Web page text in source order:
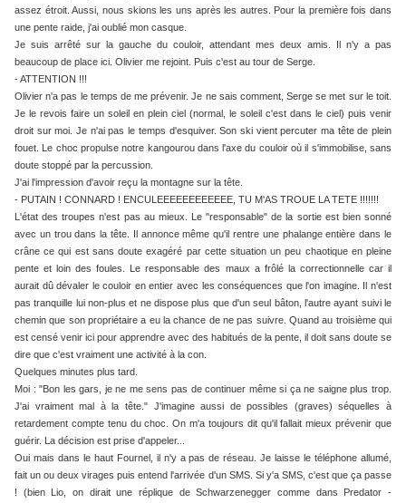
assez étroit. Aussi, nous skions les uns après les autres. Pour la première fois dans
une pente raide, j'ai oublié mon casque.
Je suis arrêté sur la gauche du couloir, attendant mes deux amis. Il n'y a pas
beaucoup de place ici. Olivier me rejoint. Puis c'est au tour de Serge.
- ATTENTION !!!
Olivier n'a pas le temps de me prévenir. Je ne sais comment, Serge se met sur le toit.
Je le revois faire un soleil en plein ciel (normal, le soleil c'est dans le ciel) puis venir
droit sur moi. Je n'ai pas le temps d'esquiver. Son ski vient percuter ma tête de plein
fouet. Le choc propulse notre kangourou dans l'axe du couloir où il s'immobilise, sans
doute stoppé par la percussion.
J'ai l'impression d'avoir reçu la montagne sur la tête.
- PUTAIN ! CONNARD ! ENCULEEEEEEEEEEEE, TU M'AS TROUE LA TETE !!!!!!!
L'état des troupes n'est pas au mieux. Le "responsable" de la sortie est bien sonné
avec un trou dans la tête. Il annonce même qu'il rentre une phalange entière dans le
crâne ce qui est sans doute exagéré par cette situation un peu chaotique en pleine
pente et loin des foules. Le responsable des maux a frôlé la correctionnelle car il
aurait dû dévaler le couloir en entier avec les conséquences que l'on imagine. Il n'est
pas tranquille lui non-plus et ne dispose plus que d'un seul bâton, l'autre ayant suivi le
chemin que son propriétaire a eu la chance de ne pas suivre. Quand au troisième qui
est censé venir ici pour apprendre avec des habitués de la pente, il doit sans doute se
dire que c'est vraiment une activité à la con.
Quelques minutes plus tard.
Moi : "Bon les gars, je ne me sens pas de continuer même si ça ne saigne plus trop.
J'ai vraiment mal à la tête." J'imagine aussi de possibles (graves) séquelles à
retardement compte tenu du choc. On m'a toujours dit qu'il fallait mieux prévenir que
guérir. La décision est prise d'appeler...
Oui mais dans le haut Fournel, il n'y a pas de réseau. Je laisse le téléphone allumé,
fait un ou deux virages puis entend l'arrivée d'un SMS. Si y'a SMS, c'est que ça passe
! (bien Lio, on dirait une réplique de Schwarzenegger comme dans Predator -